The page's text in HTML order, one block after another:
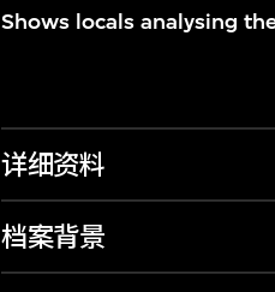
Shows locals analysing
详细资料
档案背景